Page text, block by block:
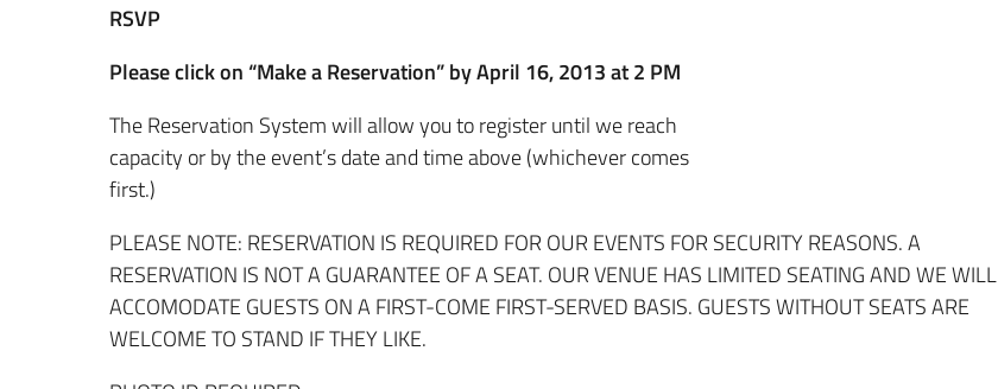
RSVP
Please click on “Make a Reservation” by April 16, 2013 at 2 PM
The Reservation System will allow you to register until we reach
capacity or by the event’s date and time above (whichever comes
first.)
PLEASE NOTE: RESERVATION IS REQUIRED FOR OUR EVENTS FOR SECURITY REASONS. A
RESERVATION IS NOT A GUARANTEE OF A SEAT. OUR VENUE HAS LIMITED SEATING AND WE WILL
ACCOMODATE GUESTS ON A FIRST-COME FIRST-SERVED BASIS. GUESTS WITHOUT SEATS ARE
WELCOME TO STAND IF THEY LIKE.